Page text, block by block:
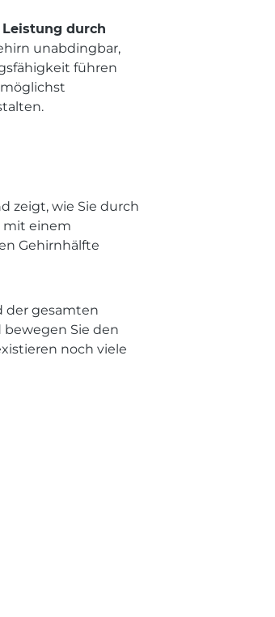
durch
unabdingbar,
führen
zeigt, wie Sie durch
mit einem
Gehirnhälfte
der gesamten
bewegen Sie den
noch viele